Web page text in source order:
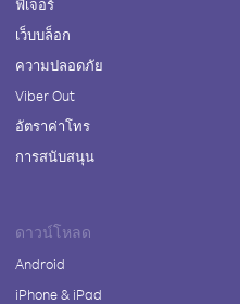
ฟีเจอร์
เว็บบล็อก
ความปลอดภัย
Viber Out
อัตราค่าโทร
การสนับสนุน
ดาวน์โหลด
Android
iPhone & iPad